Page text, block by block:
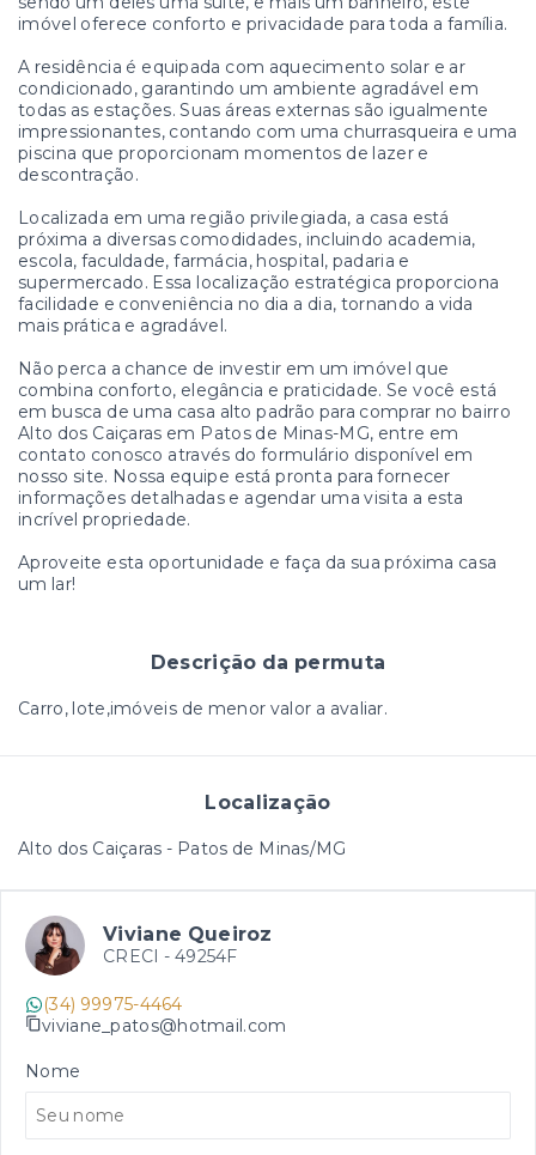
imóvel oferece conforto e privacidade para toda a família.
A residência é equipada com aquecimento solar e ar
condicionado, garantindo um ambiente agradável em
todas as estações. Suas áreas externas são igualmente
impressionantes, contando com uma churrasqueira e uma
piscina que proporcionam momentos de lazer e
descontração.
Localizada em uma região privilegiada, a casa está
próxima a diversas comodidades, incluindo academia,
escola, faculdade, farmácia, hospital, padaria e
supermercado. Essa localização estratégica proporciona
facilidade e conveniência no dia a dia, tornando a vida
mais prática e agradável.
Não perca a chance de investir em um imóvel que
combina conforto, elegância e praticidade. Se você está
em busca de uma casa alto padrão para comprar no bairro
Alto dos Caiçaras em Patos de Minas-MG, entre em
contato conosco através do formulário disponível em
nosso site. Nossa equipe está pronta para fornecer
informações detalhadas e agendar uma visita a esta
incrível propriedade.
Aproveite esta oportunidade e faça da sua próxima casa
um lar!
Descrição da permuta
Carro, lote,imóveis de menor valor a avaliar.
Localização
Alto dos Caiçaras - Patos de Minas/MG
Viviane Queiroz
CRECI - 49254F
(34) 99975-4464
viviane_patos@hotmail.com
Nome